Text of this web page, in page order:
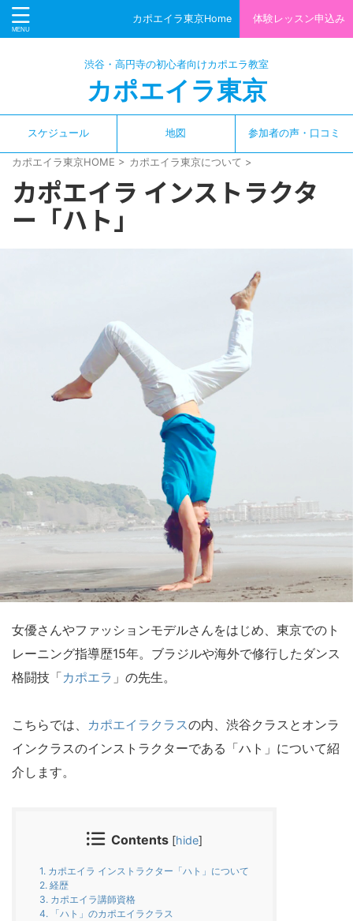
カポエイラ東京Home 体験レッスン申込み
渋谷・高円寺の初心者向けカポエラ教室
カポエイラ東京
スケジュール 地図 参加者の声・口コミ
カポエイラ東京HOME > カポエイラ東京について >
カポエイラ インストラクタ
ー「ハト」
女優さんやファッションモデルさんをはじめ、東京でのト
レーニング指導歴15年。ブラジルや海外で修行したダンス
格闘技「カポエラ 」の先生。
こちらでは、 カポエイラクラスの内、渋谷クラスとオンラ
インクラスのインストラクターである「ハト」について紹
介します。
Contents [hide]
1. カポエイラ インストラクター「ハト」について
2. 経歴
3. カポエイラ講師資格
4. 「ハト」のカポエイラクラス